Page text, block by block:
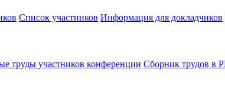
Список участников Информация для докладчиков
труды участников конференции Сборник трудов в